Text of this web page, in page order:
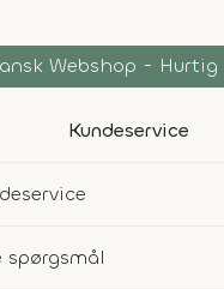
Webshop - Hurtig
Kundeservice